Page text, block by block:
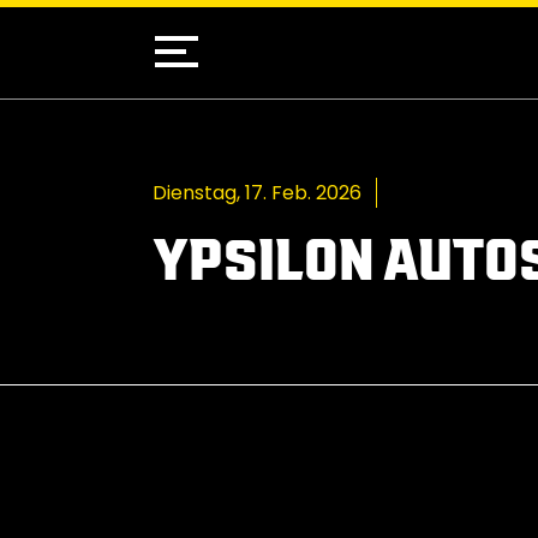
Dienstag, 17. Feb. 2026
YPSILON